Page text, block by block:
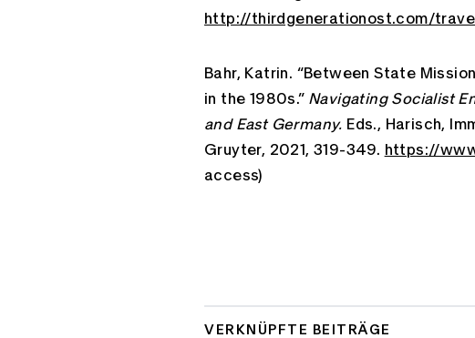
http://thirdgenerationost.com/
Bahr, Katrin. “Between State
in the 1980s.” Navigating Socialist
and East Germany. Eds., Harisch,
Gruyter, 2021, 319-349. https://
access)
VERKNÜPFTE BEITRÄGE